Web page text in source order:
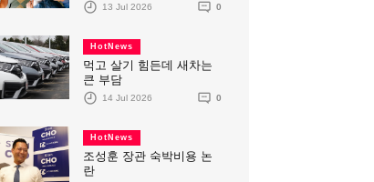
13 Jul 2026 0
HotNews
먹고 살기 힘든데 새차는
큰 부담
14 Jul 2026 0
HotNews
조성훈 장관 숙박비용 논
란